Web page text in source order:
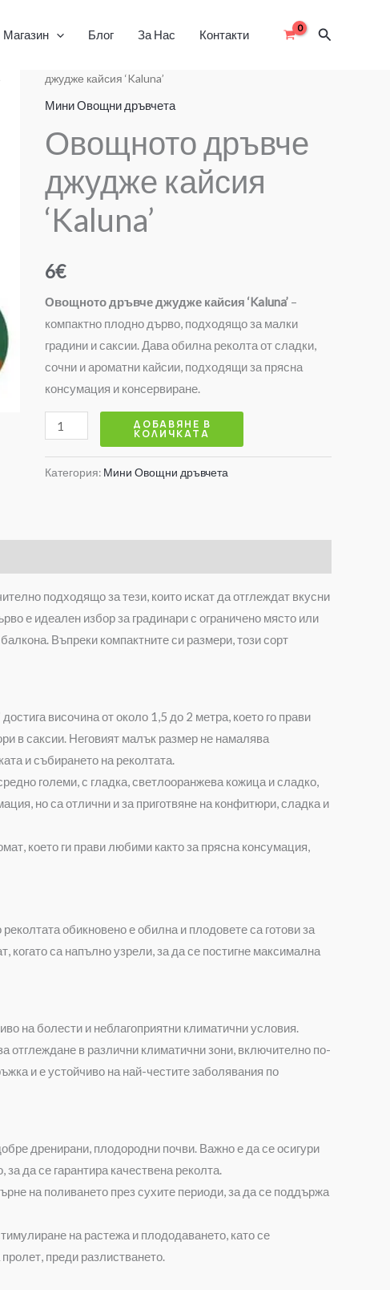
Магазин Блог За Нас Контакти Search
джудже кайсия ‘Kaluna’
Мини Овощни дръвчета
Овощното дръвче
джудже кайсия
‘Kaluna’
6€
Овощното дръвче джудже кайсия ‘Kaluna’–
компактно плодно дърво, подходящо за малки
градини и саксии. Дава обилна реколта от сладки,
сочни и ароматни кайсии, подходящи за прясна
консумация и консервиране.
за
Овощното
джудже
'Kaluna'
ДОБАВЯНЕ В
КОЛИЧКАТА
Категория: Мини Овощни дръвчета
подходящо за тези, които искат да отглеждат вкусни
е идеален избор за градинари с ограничено място или
Въпреки компактните си размери, този сорт
височина от около 1,5 до 2 метра, което го прави
в саксии. Неговият малък размер не намалява
и събирането на реколтата.
големи, с гладка, светлооранжева кожица и сладко,
но са отлични и за приготвяне на конфитюри, сладка и
което ги прави любими както за прясна консумация,
обикновено е обилна и плодовете са готови за
когато са напълно узрели, за да се постигне максимална
на болести и неблагоприятни климатични условия.
отглеждане в различни климатични зони, включително по-
и е устойчиво на най-честите заболявания по
дренирани, плодородни почви. Важно е да се осигури
да се гарантира качествена реколта.
на поливането през сухите периоди, за да се поддържа
на растежа и плододаването, като се
преди разлистването.